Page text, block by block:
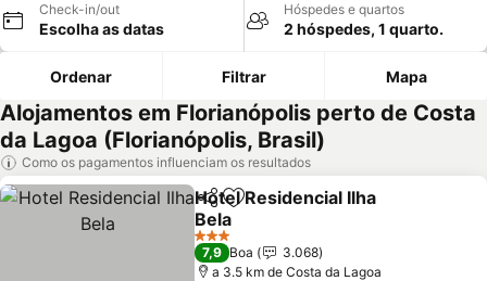
Check-in/out
Escolha as datas
Hóspedes e quartos
2 hóspedes, 1 quarto.
Ordenar Filtrar Mapa
Alojamentos em Florianópolis perto de Costa
da Lagoa (Florianópolis, Brasil)
Como os pagamentos influenciam os resultados
PartilharAdicionar aos favoritos
Hotel Residencial Ilha
Bela
3 Estrelas
7,9 Boa
3.068
a 3.5 km de Costa da Lagoa